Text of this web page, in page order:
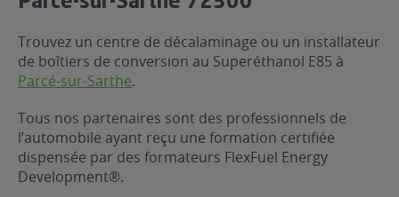
le Décalaminage
?
du carburant avec
le Superéthanol
garagiste
Trouvez un centre de décalaminage ou un installateur
de boîtiers de conversion au Superéthanol E85 à
Parcé-sur-Sarthe.
Tous nos partenaires sont des professionnels de
l’automobile ayant reçu une formation certifiée
dispensée par des formateurs FlexFuel Energy
Development®.